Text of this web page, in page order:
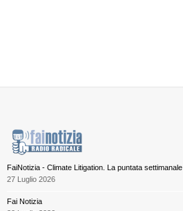
FaiNotizia - Climate Litigation. La puntata settimanale
27 Luglio 2026
Fai Notizia